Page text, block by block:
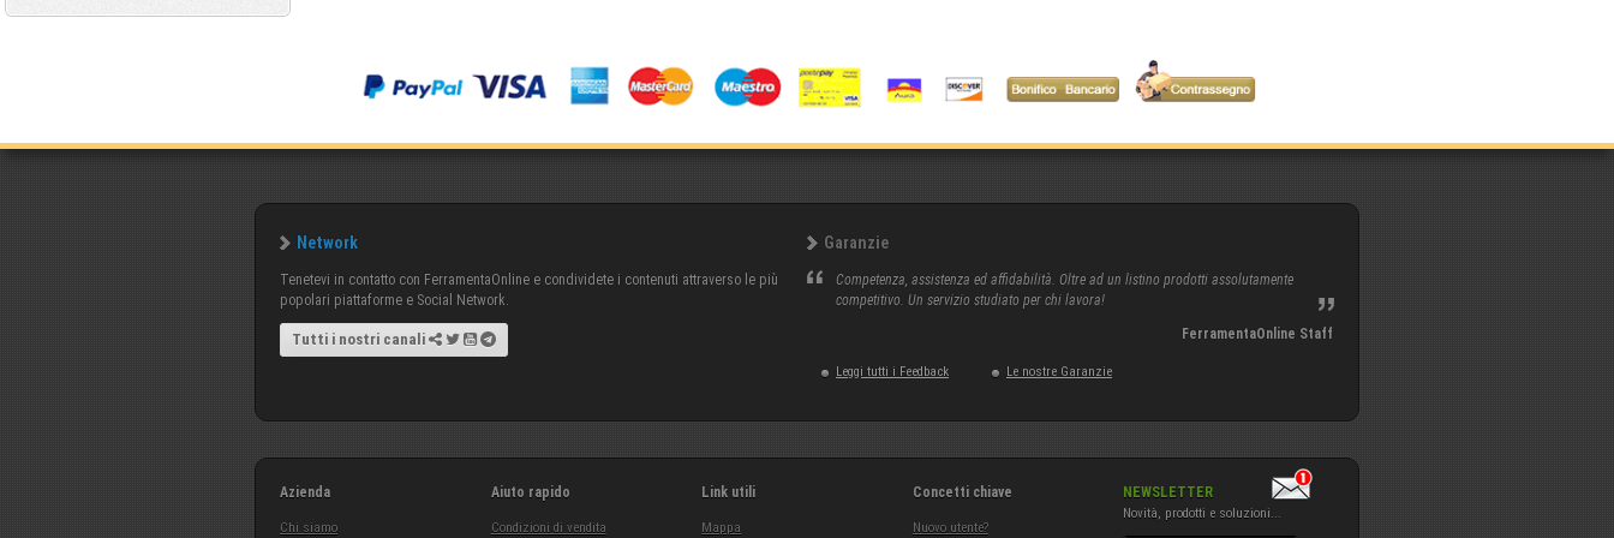
Network
Tenetevi in contatto con FerramentaOnline e condividete i contenuti attraverso le più
popolari piattaforme e Social Network.
Tutti i nostri canali
Garanzie
Competenza, assistenza ed affidabilità. Oltre ad un listino prodotti assolutamente
competitivo. Un servizio studiato per chi lavora!
FerramentaOnline Staff
Leggi tutti i Feedback Le nostre Garanzie
Azienda
Chi siamo
Aiuto rapido
Condizioni di vendita
Link utili
Mappa
Concetti chiave
Nuovo utente?
NEWSLETTER
Novità, prodotti e soluzioni...